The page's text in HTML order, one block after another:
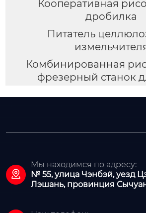
Кооперативная
дробилка
Питатель
Комбинированная
фрезерный станок

Мы находимся по адресу:
№ 55, улица Чэнбэй, уезд
Лэшань, провинция